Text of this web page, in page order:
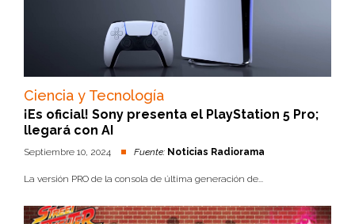
Ciencia y Tecnología
¡Es oficial! Sony presenta el PlayStation 5 Pro;
llegará con AI
Septiembre 10, 2024 Fuente: Noticias Radiorama
La versión PRO de la consola de última generación de...